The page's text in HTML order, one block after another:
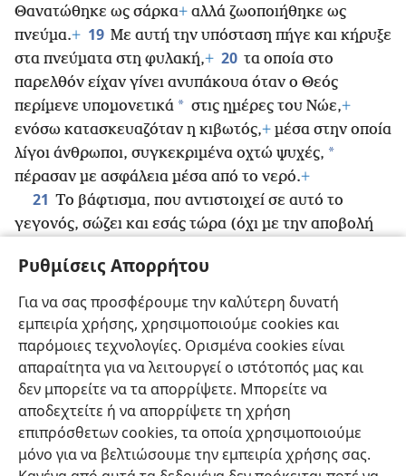
Ρυθμίσεις Απορρήτου
Για να σας προσφέρουμε την καλύτερη δυνατή
εμπειρία χρήσης, χρησιμοποιούμε cookies και
παρόμοιες τεχνολογίες. Ορισμένα cookies είναι
απαραίτητα για να λειτουργεί ο ιστότοπός μας και
δεν μπορείτε να τα απορρίψετε. Μπορείτε να
αποδεχτείτε ή να απορρίψετε τη χρήση
επιπρόσθετων cookies, τα οποία χρησιμοποιούμε
μόνο για να βελτιώσουμε την εμπειρία χρήσης σας.
Θανατώθηκε ως σάρκα+ αλλά ζωοποιήθηκε ως
πνεύμα.+ 19 Με αυτή την υπόσταση πήγε και κήρυξε
στα πνεύματα στη φυλακή,+ 20 τα οποία στο
παρελθόν είχαν γίνει ανυπάκουα όταν ο Θεός
περίμενε υπομονετικά * στις ημέρες του Νώε,+
ενόσω κατασκευαζόταν η κιβωτός,+ μέσα στην οποία
λίγοι άνθρωποι, συγκεκριμένα οχτώ ψυχές, *
πέρασαν με ασφάλεια μέσα από το νερό.+
21 Το βάφτισμα, που αντιστοιχεί σε αυτό το
γεγονός, σώζει και εσάς τώρα (όχι με την αποβολή
υποβάλλεται στον Θεό για αγαθή συνείδηση),
της ανάστασης του Ιησού Χριστού.
Αυτός είναι
στα δεξιά του Θεού,+γιατί πήγε στον ουρανό, και
άγγελοι και εξουσίες και δυνάμεις υποτάχθηκαν σε
αυτόν.+
Ελληνική Κοινή Χρήση Προτιμήσεις